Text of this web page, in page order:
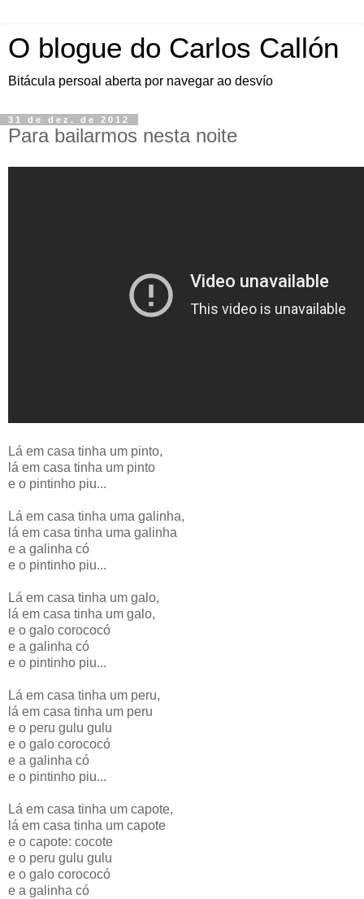
O blogue do Carlos Callón
Bitácula persoal aberta por navegar ao desvío
31 de dez. de 2012
Para bailarmos nesta noite
Lá em casa tinha um pinto,
lá em casa tinha um pinto
e o pintinho piu...
Lá em casa tinha uma galinha,
lá em casa tinha uma galinha
e a galinha có
e o pintinho piu...
Lá em casa tinha um galo,
lá em casa tinha um galo,
e o galo corococó
e a galinha có
e o pintinho piu...
Lá em casa tinha um peru,
lá em casa tinha um peru
e o peru gulu gulu
e o galo corococó
e a galinha có
e o pintinho piu...
Lá em casa tinha um capote,
lá em casa tinha um capote
e o capote: cocote
e o peru gulu gulu
e o galo corococó
e a galinha có